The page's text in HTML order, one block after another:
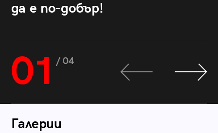
да е по-добър!
01 / 04
Галерии